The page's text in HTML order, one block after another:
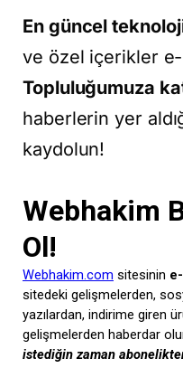
En güncel
ve özel içerikler
Topluluğumuza
haberlerin yer
kaydolun!